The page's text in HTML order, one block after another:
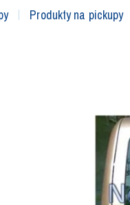
Produkty na pickupy